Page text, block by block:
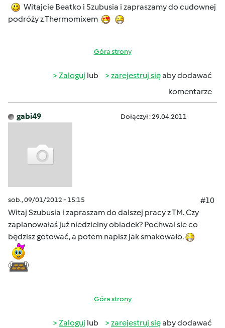
Witajcie Beatko i Szubusia i zapraszamy do cudownej
podróży z Thermomixem
Góra strony
Zaloguj lub zarejestruj sięaby dodawać
komentarze
gabi49 Dołączył : 29.04.2011
sob., 09/01/2012 - 15:15
#10
Witaj Szubusia i zapraszam do dalszej pracy z TM. Czy
zaplanowałaś już niedzielny obiadek? Pochwal sie co
będzisz gotować, a potem napisz jak smakowało.
Góra strony
Zaloguj lub zarejestruj sięaby dodawać